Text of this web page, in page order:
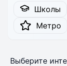
Школы
Метро
Выберите